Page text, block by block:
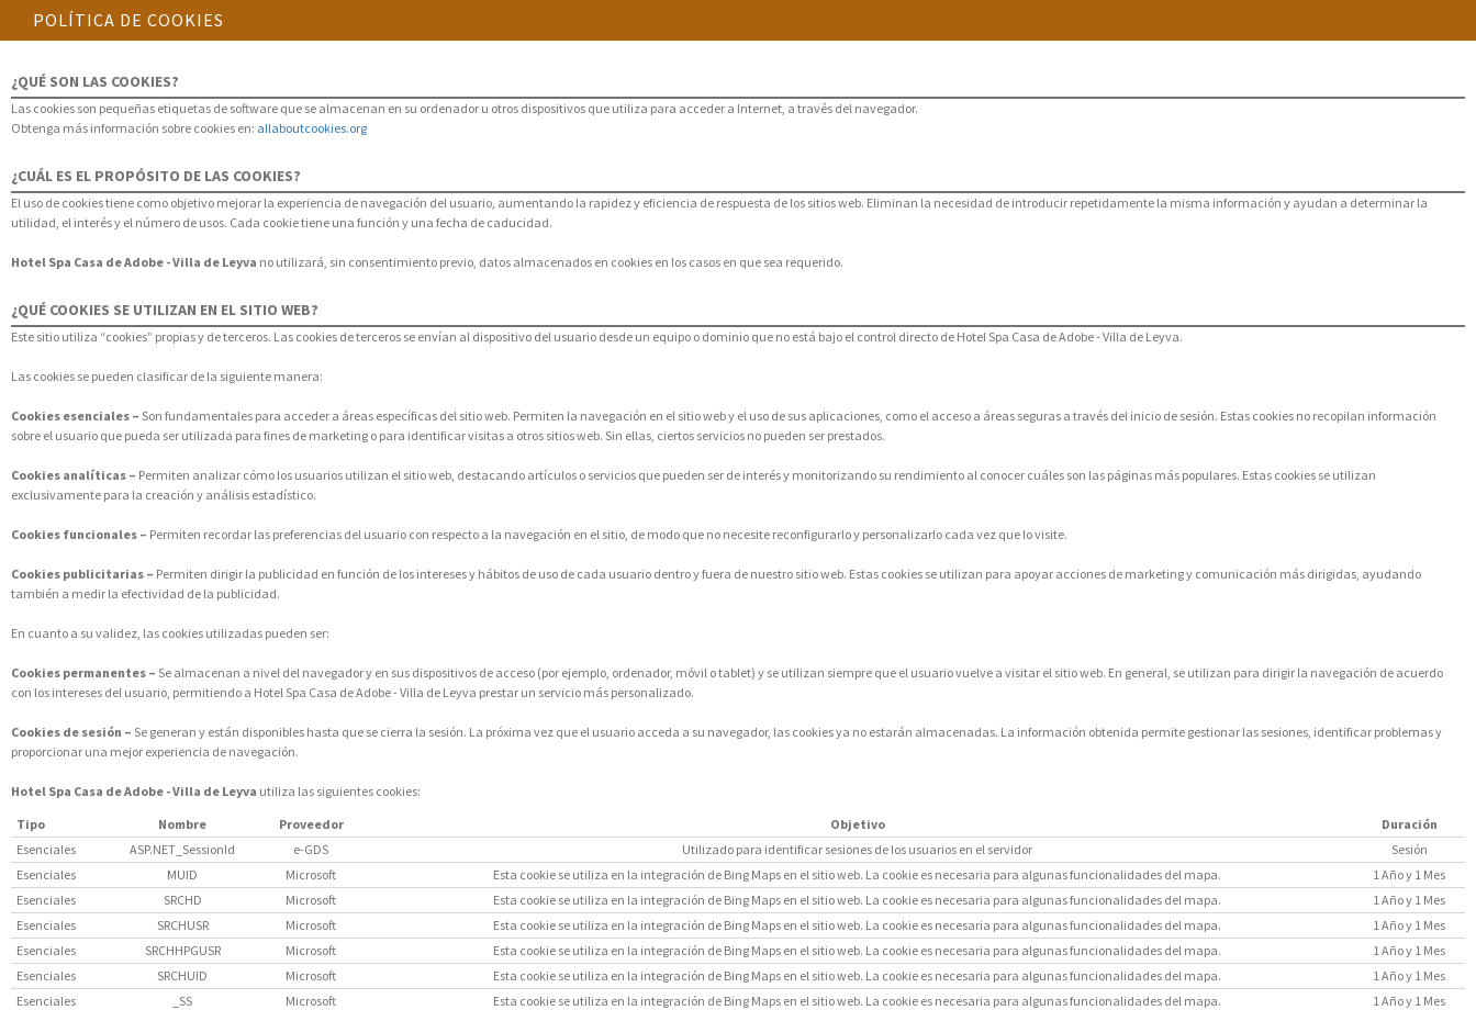
POLÍTICA DE COOKIES
¿QUÉ SON LAS COOKIES?
Las cookies son pequeñas etiquetas de software que se almacenan en su ordenador u otros dispositivos que utiliza para acceder a Internet, a través del navegador.
Obtenga más información sobre cookies en: allaboutcookies.org
¿CUÁL ES EL PROPÓSITO DE LAS COOKIES?
El uso de cookies tiene como objetivo mejorar la experiencia de navegación del usuario, aumentando la rapidez y eficiencia de respuesta de los sitios web. Eliminan la necesidad de introducir repetidamente la misma información y ayudan a determinar la
utilidad, el interés y el número de usos. Cada cookie tiene una función y una fecha de caducidad.
Hotel Spa Casa de Adobe - Villa de Leyva no utilizará, sin consentimiento previo, datos almacenados en cookies en los casos en que sea requerido.
¿QUÉ COOKIES SE UTILIZAN EN EL SITIO WEB?
Este sitio utiliza “cookies” propias y de terceros. Las cookies de terceros se envían al dispositivo del usuario desde un equipo o dominio que no está bajo el control directo de Hotel Spa Casa de Adobe - Villa de Leyva.
Las cookies se pueden clasificar de la siguiente manera:
Cookies esenciales – Son fundamentales para acceder a áreas específicas del sitio web. Permiten la navegación en el sitio web y el uso de sus aplicaciones, como el acceso a áreas seguras a través del inicio de sesión. Estas cookies no recopilan información
sobre el usuario que pueda ser utilizada para fines de marketing o para identificar visitas a otros sitios web. Sin ellas, ciertos servicios no pueden ser prestados.
Cookies analíticas – Permiten analizar cómo los usuarios utilizan el sitio web, destacando artículos o servicios que pueden ser de interés y monitorizando su rendimiento al conocer cuáles son las páginas más populares. Estas cookies se utilizan
exclusivamente para la creación y análisis estadístico.
Cookies funcionales – Permiten recordar las preferencias del usuario con respecto a la navegación en el sitio, de modo que no necesite reconfigurarlo y personalizarlo cada vez que lo visite.
Cookies publicitarias – Permiten dirigir la publicidad en función de los intereses y hábitos de uso de cada usuario dentro y fuera de nuestro sitio web. Estas cookies se utilizan para apoyar acciones de marketing y comunicación más dirigidas, ayudando
también a medir la efectividad de la publicidad.
En cuanto a su validez, las cookies utilizadas pueden ser:
Cookies permanentes – Se almacenan a nivel del navegador y en sus dispositivos de acceso (por ejemplo, ordenador, móvil o tablet) y se utilizan siempre que el usuario vuelve a visitar el sitio web. En general, se utilizan para dirigir la navegación de acuerdo
con los intereses del usuario, permitiendo a Hotel Spa Casa de Adobe - Villa de Leyva prestar un servicio más personalizado.
Cookies de sesión – Se generan y están disponibles hasta que se cierra la sesión. La próxima vez que el usuario acceda a su navegador, las cookies ya no estarán almacenadas. La información obtenida permite gestionar las sesiones, identificar problemas y
proporcionar una mejor experiencia de navegación.
Hotel Spa Casa de Adobe - Villa de Leyva utiliza las siguientes cookies:
Tipo
Nombre Proveedor Objetivo
Duración
Esenciales
ASP.NET_SessionId e-GDS Utilizado para identificar sesiones de los usuarios en el servidor
Sesión
Esenciales
MUID Microsoft Esta cookie se utiliza en la integración de Bing Maps en el sitio web. La cookie es necesaria para algunas funcionalidades del mapa.
1 Año y 1 Mes
Esenciales
SRCHD Microsoft Esta cookie se utiliza en la integración de Bing Maps en el sitio web. La cookie es necesaria para algunas funcionalidades del mapa.
1 Año y 1 Mes
Esenciales
SRCHUSR Microsoft Esta cookie se utiliza en la integración de Bing Maps en el sitio web. La cookie es necesaria para algunas funcionalidades del mapa.
1 Año y 1 Mes
Esenciales
SRCHHPGUSR Microsoft Esta cookie se utiliza en la integración de Bing Maps en el sitio web. La cookie es necesaria para algunas funcionalidades del mapa.
1 Año y 1 Mes
Esenciales
SRCHUID Microsoft Esta cookie se utiliza en la integración de Bing Maps en el sitio web. La cookie es necesaria para algunas funcionalidades del mapa.
1 Año y 1 Mes
Esenciales
_SS Microsoft Esta cookie se utiliza en la integración de Bing Maps en el sitio web. La cookie es necesaria para algunas funcionalidades del mapa.
1 Año y 1 Mes